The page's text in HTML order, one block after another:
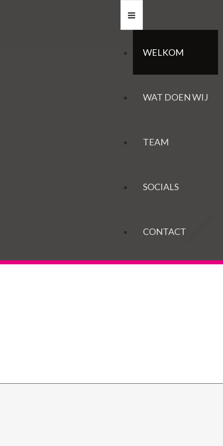
WELKOM
WAT DOEN WIJ
TEAM
SOCIALS
CONTACT